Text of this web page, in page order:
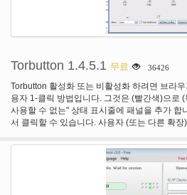
Torbutton 1.4.5.1 무료 36426
Torbutton 활성화 또는 비활성화 하려면 브라
용자 1-클릭 방법입니다. 그것은 (빨간색)으로
사용할 수 없는" 상태 표시줄에 패널을 추가 합
서 클릭할 수 있습니다. 사용자 (또는 다른 확